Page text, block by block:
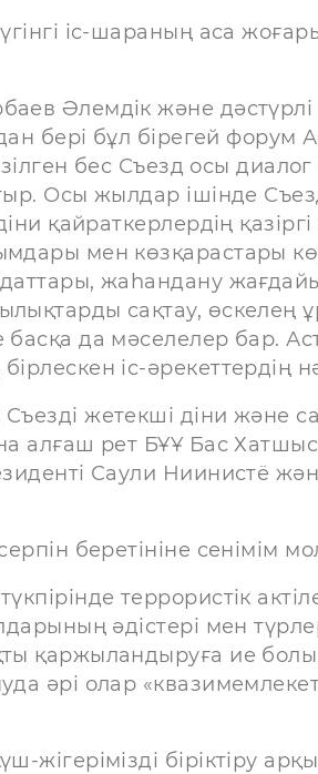
іс-шараның аса
Әлемдік және дәстүрлі
бері бұл бірегей форум
бес Съезд осы
Осы жылдар ішінде
қайраткерлердің
мен көзқарастары
жаһандану
сақтау, өскелең
да мәселелер бар.
іс-әрекеттердің
жетекші діни және
алғаш рет БҰҰ Бас
Саули Ниинистё
беретініне сенімім
террористік
әдістері мен
қаржыландыруға ие
әрі олар
жігерімізді біріктіру